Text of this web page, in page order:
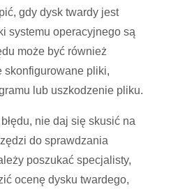
gdy dysk twardy jest
systemu operacyjnego są
może być również
skonfigurowane pliki,
lub uszkodzenie pliku.
nie daj się skusić na
do sprawdzania
poszukać specjalisty,
ocenę dysku twardego,